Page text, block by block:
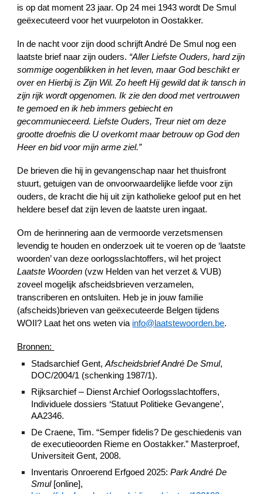
is op dat moment 23 jaar. Op 24 mei 1943 wordt De Smul
geëxecuteerd voor het vuurpeloton in Oostakker.
In de nacht voor zijn dood schrijft André De Smul nog een
laatste brief naar zijn ouders. “Aller Liefste Ouders, hard zijn
sommige oogenblikken in het leven, maar God beschikt er
over en Hierbij is Zijn Wil. Zo heeft Hij gewild dat ik tansch in
zijn rijk wordt opgenomen. Ik zie den dood met vertrouwen
te gemoed en ik heb immers gebiecht en
gecommunieceerd. Liefste Ouders, Treur niet om deze
grootte droefnis die U overkomt maar betrouw op God den
Heer en bid voor mijn arme ziel.”
De brieven die hij in gevangenschap naar het thuisfront
stuurt, getuigen van de onvoorwaardelijke liefde voor zijn
ouders, de kracht die hij uit zijn katholieke geloof put en het
heldere besef dat zijn leven de laatste uren ingaat.
Om de herinnering aan de vermoorde verzetsmensen
levendig te houden en onderzoek uit te voeren op de ‘laatste
woorden’ van deze oorlogsslachtoffers, wil het project
Laatste Woorden (vzw Helden van het verzet & VUB)
zoveel mogelijk afscheidsbrieven verzamelen,
transcriberen en ontsluiten. Heb je in jouw familie
(afscheids)brieven van geëxecuteerde Belgen tijdens
WOII? Laat het ons weten via info@laatstewoorden.be.
Bronnen:
Stadsarchief Gent,Afscheidsbrief André De Smul,
DOC/2004/1 (schenking 1987/1).
Rijksarchief– Dienst Archief Oorlogsslachtoffers,
Individuele dossiers ‘Statuut Politieke Gevangene’,
AA2346.
De Craene, Tim. “Semper fidelis? De geschiedenis van
de executieoorden Rieme en Oostakker.” Masterproef,
Universiteit Gent, 2008.
Inventaris Onroerend Erfgoed 2025:Park André De
Smul[online],